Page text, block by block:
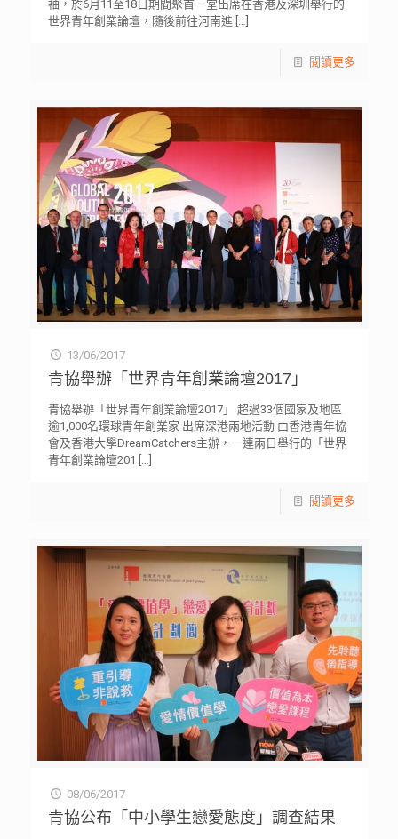
袖，於6月11至18日期間聚首一堂出席在香港及深圳舉行的
世界青年創業論壇，隨後前往河南進[…]
閱讀更多
13/06/2017
青協舉辦「世界青年創業論壇2017」
青協舉辦「世界青年創業論壇2017」 超過33個國家及地區
逾1,000名環球青年創業家 出席深港兩地活動 由香港青年協
會及香港大學DreamCatchers主辦，一連兩日舉行的「世界
青年創業論壇201 […]
閱讀更多
08/06/2017
青協公布「中小學生戀愛態度」調查結果